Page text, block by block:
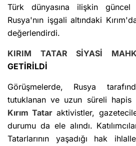
Türk dünyasına ilişkin güncel
Rusya'nın işgali altındaki
değerlendirdi.
KIRIM TATAR SİYASİ
GETİRİLDİ
Görüşmelerde, Rusya
tutuklanan ve uzun süreli hapis
Kırım Tatar aktivistler,
durumu da ele alındı.
Tatarlarının yaşadığı hak